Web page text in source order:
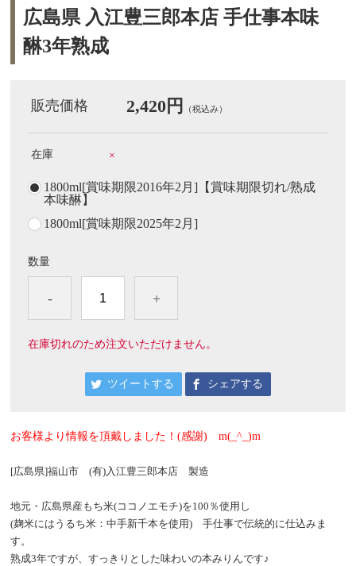
広島県 入江豊三郎本店 手仕事本味
醂3年熟成
販売価格 2,420円 （税込み）
在庫 ×
1800ml[賞味期限2016年2月]【賞味期限切れ/熟成
本味醂】
1800ml[賞味期限2025年2月]
数量
- +
在庫切れのため注文いただけません。
ツイートする シェアする
お客様より情報を頂戴しました！(感謝) m(_^_)m
[広島県]福山市 (有)入江豊三郎本店 製造
地元・広島県産もち米(ココノエモチ)を100％使用し
(麹米にはうるち米：中手新千本を使用) 手仕事で伝統的に仕込みま
す。
熟成3年ですが、すっきりとした味わいの本みりんです♪